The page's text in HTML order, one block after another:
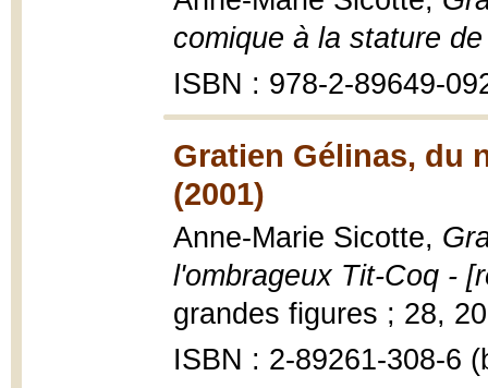
comique à la stature
ISBN : 978-2-89649-
Gratien Gélinas, du
(2001)
Anne-Marie Sicotte,
l'ombrageux Tit-Coq -
grandes figures ; 28,
ISBN : 2-89261-308-6